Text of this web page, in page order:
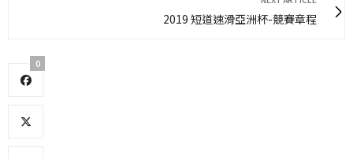
2019 短道速滑亞洲杯-競賽章程
0